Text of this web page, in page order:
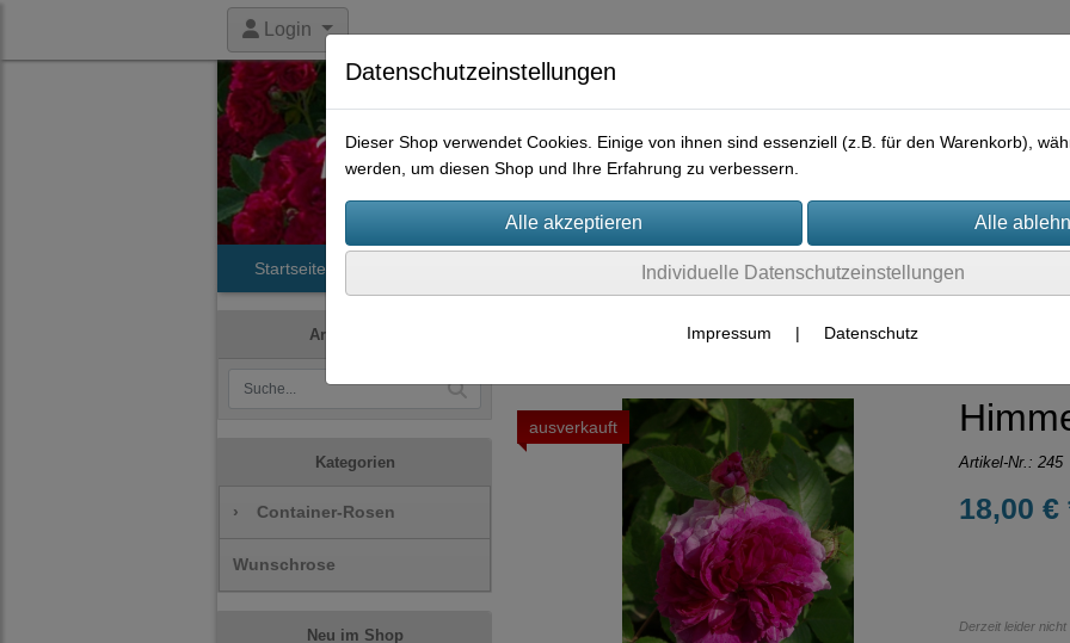
Login
Startseite Praktisches Hilfreiches Rechtliches Kontakt
Artikelsuche
Kategorien
› Container-Rosen
Wunschrose
Neu im Shop
ausverkauft
Artikel-Nr.: 245
18,00 €
Derzeit leider
Datenschutzeinstellungen
Dieser Shop verwendet Cookies. Einige von ihnen sind essenziell (z.B. für den Warenkorb),
werden, um diesen Shop und Ihre Erfahrung zu verbessern.
Individuelle Datenschutzeinstellungen
Impressum | Datenschutz